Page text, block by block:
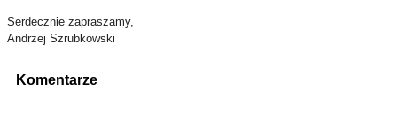
Serdecznie zapraszamy,
Andrzej Szrubkowski
Komentarze